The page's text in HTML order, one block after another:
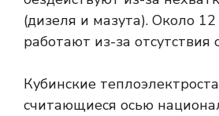
(дизеля и мазута). Около
работают из-за отсутствия
Кубинские
считающиеся осью